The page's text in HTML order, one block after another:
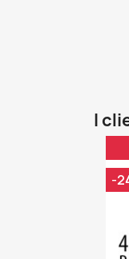
I
-